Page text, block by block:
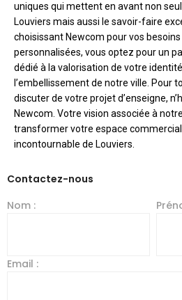
uniques qui mettent en avant non
Louviers mais aussi le savoir-faire
choisissant Newcom pour vos
personnalisées, vous optez pour un
dédié à la valorisation de votre
l’embellissement de notre ville. Pour
discuter de votre projet d’enseigne,
Newcom. Votre vision associée à
transformer votre espace
incontournable de Louviers.
Contactez-nous
Nom :
Email :